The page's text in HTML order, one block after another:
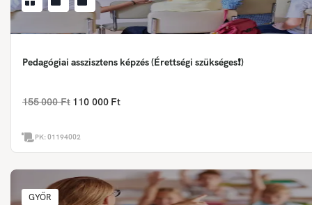
Pedagógiai asszisztens képzés (Érettségi szükséges❗)
155 000 Ft 110 000 Ft
PK:01194002
GYŐR